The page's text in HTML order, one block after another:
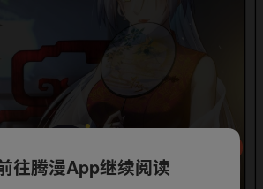
往腾漫App继续阅读